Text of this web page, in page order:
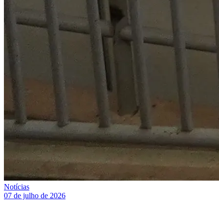
Notícias
07 de julho de 2026